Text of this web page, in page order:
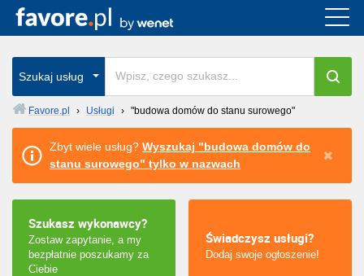
Szukaj usług
Favore.pl › Usługi › "budowa domów do stanu surowego"
Zbyt wiele usług? Wyszukaj "budowa domów do
stanu surowego" tylko w nazwach
Szukasz wykonawcy?
Zostaw zapytanie, a my
bezpłatnie poszukamy za
Ciebie
Świadczysz usługi?
Dodaj swoje ogłoszenie!
Cała Polska
wszystkie w całym kraju
Warszawa
Wrocław
Poznań